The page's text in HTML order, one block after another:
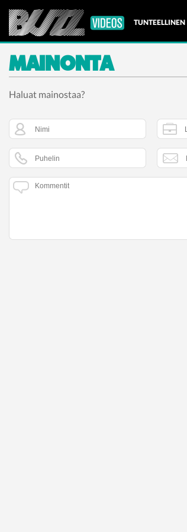
TUNTEELLINEN
MAINONTA
Haluat mainostaa?